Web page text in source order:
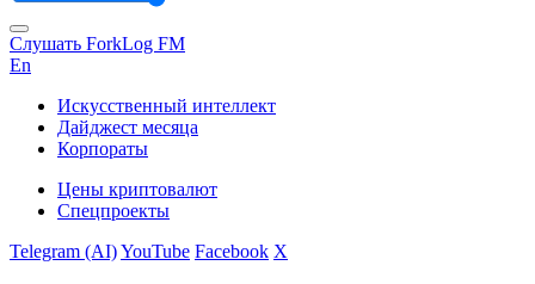
Слушать ForkLog FM
En
Искусственный интеллект
Дайджест месяца
Корпораты
Цены криптовалют
Спецпроекты
Telegram (AI)YouTube Facebook X